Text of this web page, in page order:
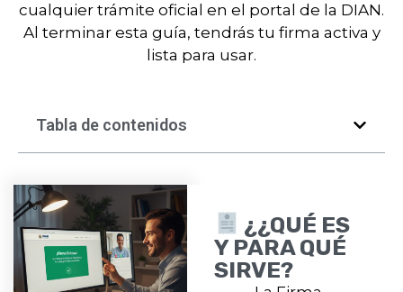
cualquier trámite oficial en el portal de la DIAN.
Al terminar esta guía, tendrás tu firma activa y
lista para usar.
Tabla de contenidos
¿¿QUÉ ES
Y PARA QUÉ
SIRVE?